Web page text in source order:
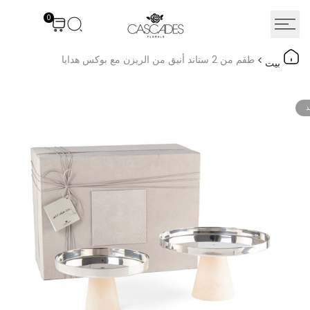
0
بيت طقم من 2 ستاند أنيق من الريزن مع بوكس هدايا